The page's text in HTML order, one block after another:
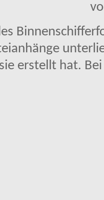
erstellt hat.